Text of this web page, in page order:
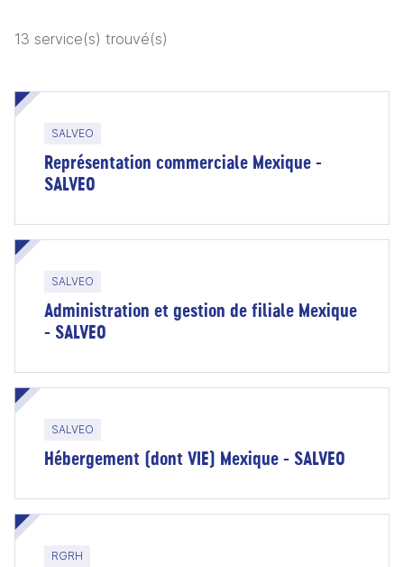
13 service(s) trouvé(s)
SALVEO
Représentation commerciale Mexique -
SALVEO
SALVEO
Administration et gestion de filiale Mexique
- SALVEO
SALVEO
Hébergement (dont VIE) Mexique - SALVEO
RGRH